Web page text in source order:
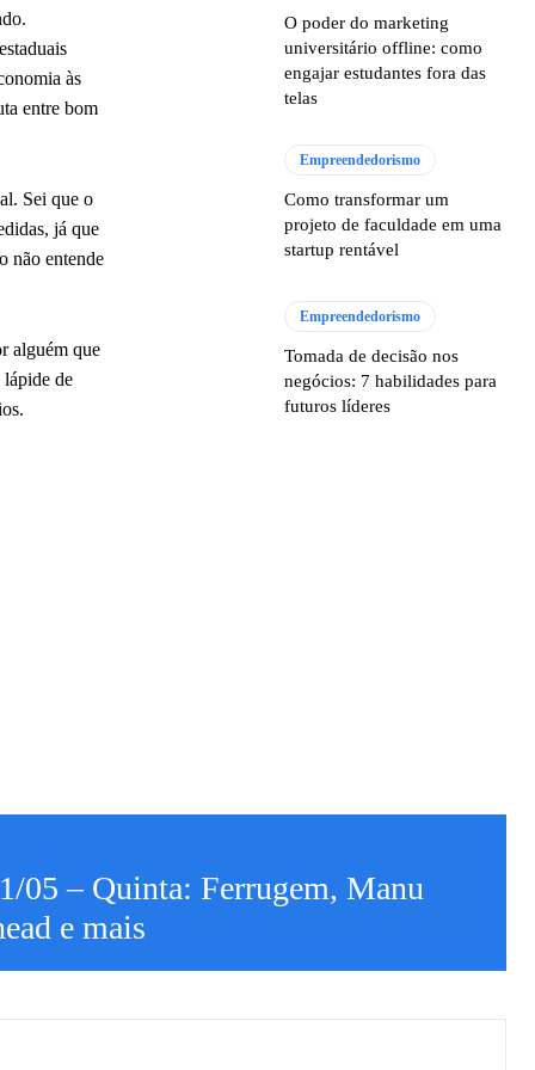
às
entre bom
Sei que o
já que
não entende
alguém que
lápide de
O poder do marketing
universitário offline: como
engajar estudantes fora das
telas
Empreendedorismo
Como transformar um
projeto de faculdade em uma
startup rentável
Empreendedorismo
Tomada de decisão nos
negócios: 7 habilidades para
futuros líderes
05 – Quinta: Ferrugem, Manu
e mais